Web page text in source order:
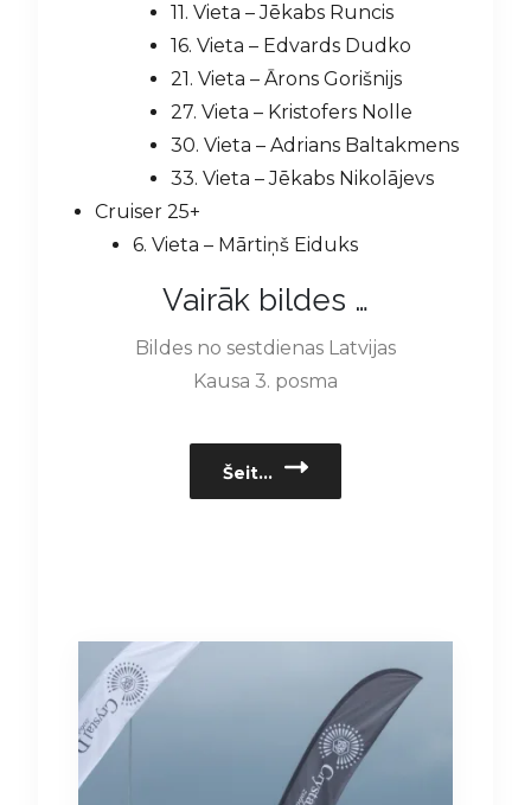
11. Vieta – Jēkabs Runcis
16. Vieta – Edvards Dudko
21. Vieta – Ārons Gorišnijs
27. Vieta – Kristofers Nolle
30. Vieta – Adrians Baltakmens
33. Vieta – Jēkabs Nikolājevs
Cruiser 25+
6. Vieta – Mārtiņš Eiduks
Vairāk bildes …
Bildes no sestdienas Latvijas
Kausa 3. posma
Šeit…